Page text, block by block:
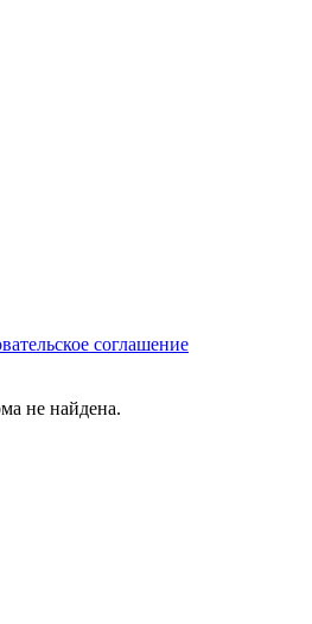
соглашение
не найдена.